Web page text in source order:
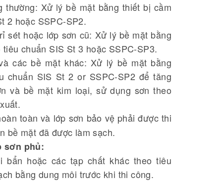
thường: Xử lý bề mặt bằng thiết bị cầm
2 hoặc SSPC-SP2.
sét hoặc lớp sơn cũ: Xử lý bề mặt bằng
chuẩn SIS St 3 hoặc SSPC-SP3.
các bề mặt khác: Xử lý bề mặt bằng
chuẩn SIS St 2 or SSPC-SP2 để tăng
và bề mặt kim loại, sử dụng sơn theo
toàn và lớp sơn bảo vệ phải được thi
bề mặt đã được làm sạch.
sơn phủ:
bẩn hoặc các tạp chất khác theo tiêu
bằng dung môi trước khi thi công.